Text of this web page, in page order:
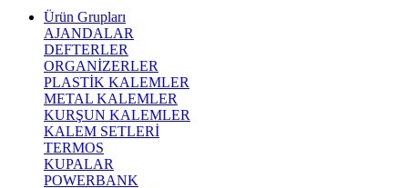
Ürün Grupları
AJANDALAR
DEFTERLER
ORGANİZERLER
PLASTİK KALEMLER
METAL KALEMLER
KURŞUN KALEMLER
KALEM SETLERİ
TERMOS
KUPALAR
POWERBANK